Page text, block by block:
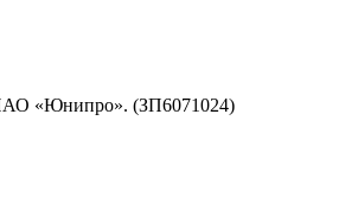
ПАО «Юнипро». (ЗП6071024)